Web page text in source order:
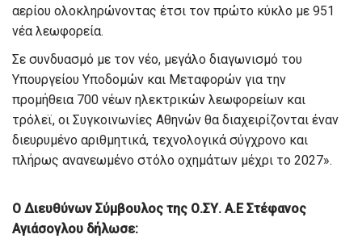
αερίου ολοκληρώνοντας έτσι τον πρώτο κύκλο με 951
νέα λεωφορεία.
Σε συνδυασμό με τον νέο, μεγάλο διαγωνισμό του
Υπουργείου Υποδομών και Μεταφορών για την
προμήθεια 700 νέων ηλεκτρικών λεωφορείων και
τρόλεϊ, οι Συγκοινωνίες Αθηνών θα διαχειρίζονται έναν
διευρυμένο αριθμητικά, τεχνολογικά σύγχρονο και
πλήρως ανανεωμένο στόλο οχημάτων μέχρι το 2027».
Ο Διευθύνων Σύμβουλος της Ο.ΣΥ. Α.Ε Στέφανος
Αγιάσογλου δήλωσε: